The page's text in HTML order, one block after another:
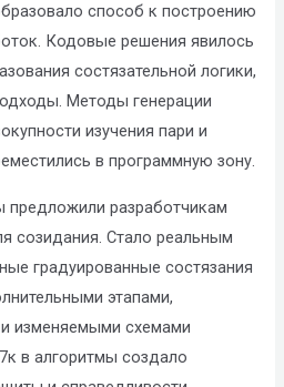
способ к построению
Кодовые решения явилось
состязательной логики,
Методы генерации
изучения пари и
в программную зону.
предложили разработчикам
созидания. Стало реальным
градуированные состязания
этапами,
изменяемыми схемами
в алгоритмы создало